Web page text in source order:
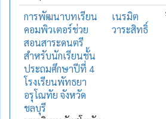
การพัฒนาบทเรียน
คอมพิวเตอร์ช่วย
สอนสาระดนตรี
สำหรับนักเรียนชั้น
ประถมศึกษาปีที่ 4
โรงเรียนพัทธยา
อรุโณทัย จังหวัด
ชลบุรี
เนรมิต
วาระสิทธิ์